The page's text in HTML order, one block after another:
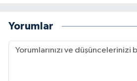
Yorumlar